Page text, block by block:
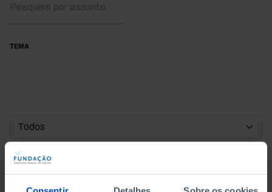
TEMA
DATA DE INÍCIO
DATA DE FIM